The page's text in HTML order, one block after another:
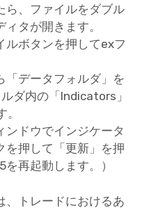
ら、ファイルをダブル
タが開きます。
ルボタンを押してexフ
「データフォルダ」を
ダ内の「Indicators」
ンドウでインジケータ
を押して「更新」を押
再起動します。）
、トレードにおけるあ